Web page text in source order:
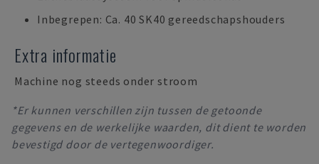
Inbegrepen: Ca. 40 SK40 gereedschapshouders
Extra informatie
Machine nog steeds onder stroom
*Er kunnen verschillen zijn tussen de getoonde
gegevens en de werkelijke waarden, dit dient te worden
bevestigd door de vertegenwoordiger.